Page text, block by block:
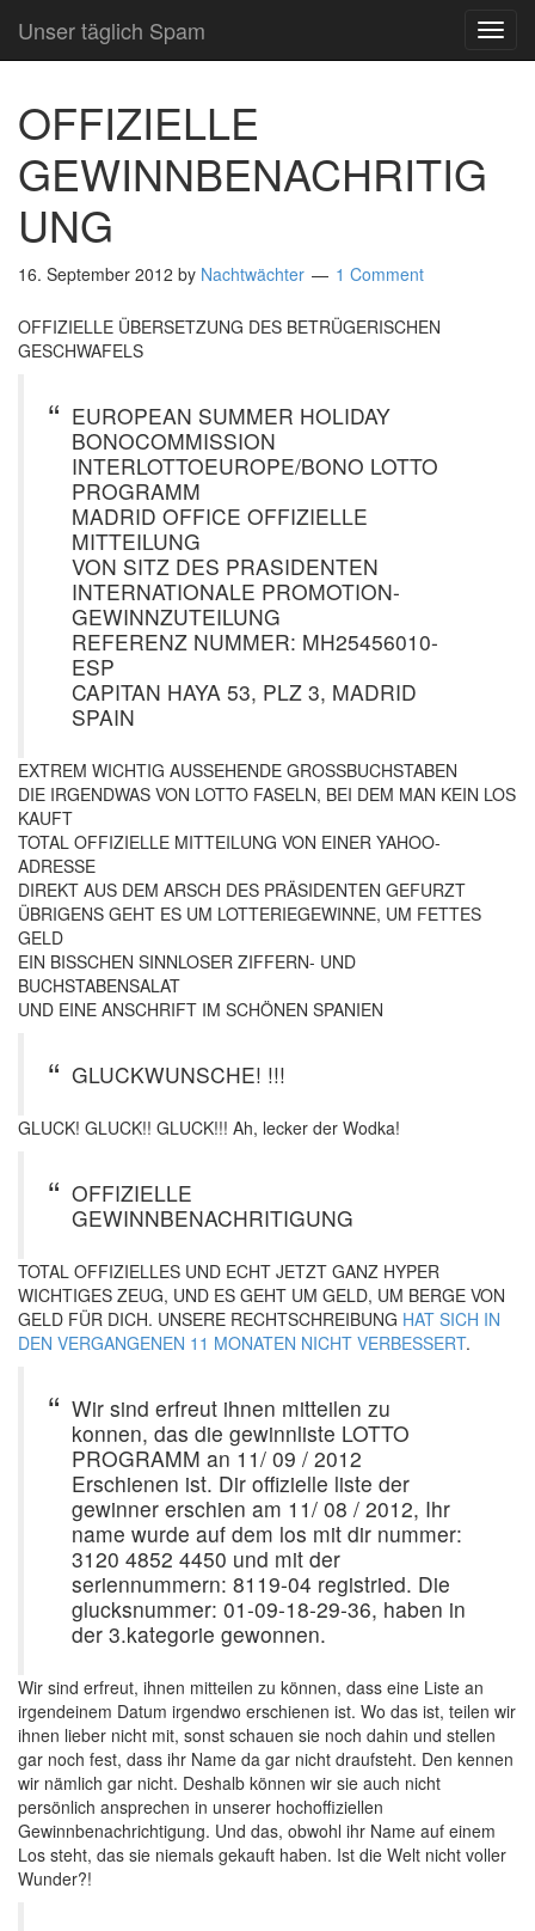
Unser täglich Spam
OFFIZIELLE
GEWINNBENACHRITIG
UNG
16. September 2012 by Nachtwächter 1 Comment
OFFIZIELLE ÜBERSETZUNG DES BETRÜGERISCHEN
GESCHWAFELS
EUROPEAN SUMMER HOLIDAY
BONOCOMMISSION
INTERLOTTOEUROPE/BONO LOTTO
PROGRAMM
MADRID OFFICE OFFIZIELLE
MITTEILUNG
VON SITZ DES PRASIDENTEN
INTERNATIONALE PROMOTION-
GEWINNZUTEILUNG
REFERENZ NUMMER: MH25456010-
ESP
CAPITAN HAYA 53, PLZ 3, MADRID
SPAIN
EXTREM WICHTIG AUSSEHENDE GROSSBUCHSTABEN
DIE IRGENDWAS VON LOTTO FASELN, BEI DEM MAN KEIN LOS
KAUFT
TOTAL OFFIZIELLE MITTEILUNG VON EINER YAHOO-
ADRESSE
DIREKT AUS DEM ARSCH DES PRÄSIDENTEN GEFURZT
ÜBRIGENS GEHT ES UM LOTTERIEGEWINNE, UM FETTES
GELD
EIN BISSCHEN SINNLOSER ZIFFERN- UND
BUCHSTABENSALAT
UND EINE ANSCHRIFT IM SCHÖNEN SPANIEN
GLUCKWUNSCHE! !!!
GLUCK! GLUCK!! GLUCK!!! Ah, lecker der Wodka!
OFFIZIELLE
GEWINNBENACHRITIGUNG
TOTAL OFFIZIELLES UND ECHT JETZT GANZ HYPER
WICHTIGES ZEUG, UND ES GEHT UM GELD, UM BERGE VON
GELD FÜR DICH. UNSERE RECHTSCHREIBUNG HAT SICH IN
DEN VERGANGENEN 11 MONATEN NICHT VERBESSERT.
Wir sind erfreut ihnen mitteilen zu
konnen, das die gewinnliste LOTTO
PROGRAMM an 11/ 09 / 2012
Erschienen ist. Dir offizielle liste der
gewinner erschien am 11/ 08 / 2012, Ihr
name wurde auf dem los mit dir nummer:
3120 4852 4450 und mit der
seriennummern: 8119-04 registried. Die
glucksnummer: 01-09-18-29-36, haben in
der 3.kategorie gewonnen.
Wir sind erfreut, ihnen mitteilen zu können, dass eine Liste an
irgendeinem Datum irgendwo erschienen ist. Wo das ist, teilen wir
ihnen lieber nicht mit, sonst schauen sie noch dahin und stellen
gar noch fest, dass ihr Name da gar nicht draufsteht. Den kennen
wir nämlich gar nicht. Deshalb können wir sie auch nicht
persönlich ansprechen in unserer hochoffiziellen
Gewinnbenachrichtigung. Und das, obwohl ihr Name auf einem
Los steht, das sie niemals gekauft haben. Ist die Welt nicht voller
Wunder?!